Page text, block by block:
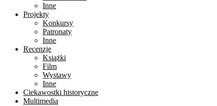
Inne
Projekty
Konkursy
Patronaty
Inne
Recenzje
Książki
Film
Wystawy
Inne
Ciekawostki historyczne
Multimedia